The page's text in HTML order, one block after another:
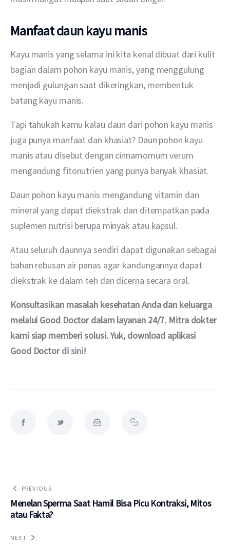
Manfaat daun kayu manis
Kayu manis yang selama ini kita kenal dibuat dari kulit
bagian dalam pohon kayu manis, yang menggulung
menjadi gulungan saat dikeringkan, membentuk
batang kayu manis.
Tapi tahukah kamu kalau daun dari pohon kayu manis
juga punya manfaat dan khasiat? Daun pohon kayu
manis atau disebut dengan cinnamomum verum
mengandung fitonutrien yang punya banyak khasiat.
Daun pohon kayu manis mengandung vitamin dan
mineral yang dapat diekstrak dan ditempatkan pada
suplemen nutrisi berupa minyak atau kapsul.
Atau seluruh daunnya sendiri dapat digunakan sebagai
bahan rebusan air panas agar kandungannya dapat
diekstrak ke dalam teh dan dicerna secara oral.
Konsultasikan masalah kesehatan Anda dan keluarga
melalui Good Doctor dalam layanan 24/7. Mitra dokter
kami siap memberi solusi. Yuk, download aplikasi
Good Doctor di sini!
PREVIOUS
Menelan Sperma Saat Hamil Bisa Picu Kontraksi, Mitos
atau Fakta?
NEXT